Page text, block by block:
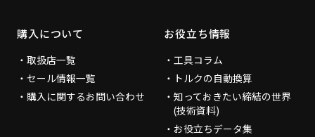
購入について
取扱店一覧
セール情報一覧
購入に関するお問い合わせ
お役立ち情報
工具コラム
トルクの自動換算
知っておきたい締結の世界
(技術資料)
お役立ちデータ集